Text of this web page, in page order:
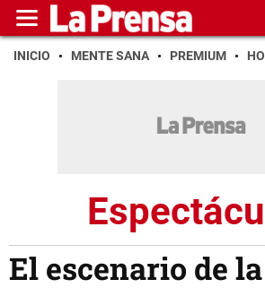
INICIO MENTE SANA PREMIUM
El escenario de